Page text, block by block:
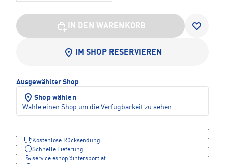
IN DEN WARENKORB
IM SHOP RESERVIEREN
Ausgewählter Shop
Shop wählen
Wähle einen Shop um die Verfügbarkeit zu sehen
Kostenlose Rücksendung
Schnelle Lieferung
service.eshop@intersport.at